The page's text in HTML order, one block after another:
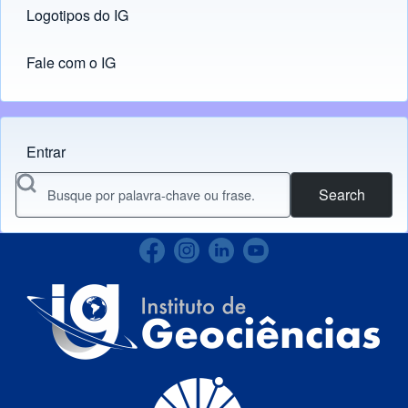
Maurício Sebastián Berger -
Logotipos do IG
(opens in new tab)
Fale com o IG
Menu do usuário
Entrar
Search